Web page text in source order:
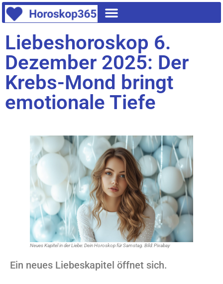
Liebeshoroskop 6.
Dezember 2025: Der
Krebs-Mond bringt
emotionale Tiefe
Neues Kapitel in der Liebe: Dein Horoskop für Samstag. Bild: Pixabay
Ein neues Liebeskapitel öffnet sich.